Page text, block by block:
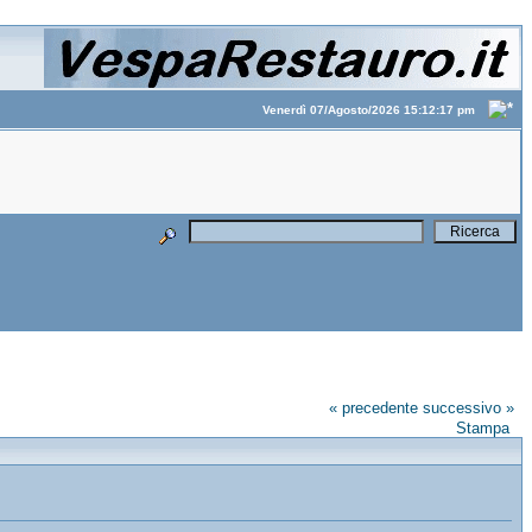
Venerdì 07/Agosto/2026 15:12:17 pm
« precedente successivo »
Stampa